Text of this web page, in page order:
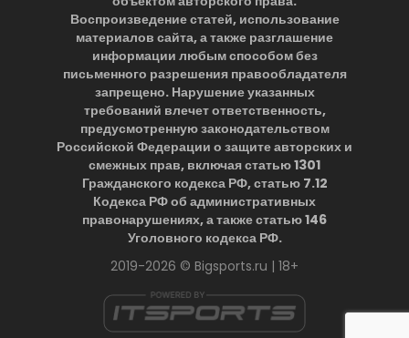
Воспроизведение статей, использование
материалов сайта, а также разглашение
информации любым способом без
письменного разрешения правообладателя
запрещено. Нарушение указанных
требований влечет ответственность,
предусмотренную законодательством
Российской Федерации о защите авторских и
смежных прав, включая статью 1301
Гражданского кодекса РФ, статью 7.12
Кодекса РФ об административных
правонарушениях, а также статью 146
Уголовного кодекса РФ.
2019-2026 © Bigsports.ru | 18+